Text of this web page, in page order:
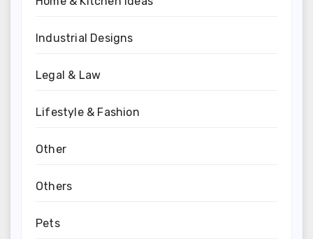
Industrial Designs
Legal & Law
Lifestyle & Fashion
Other
Others
Pets